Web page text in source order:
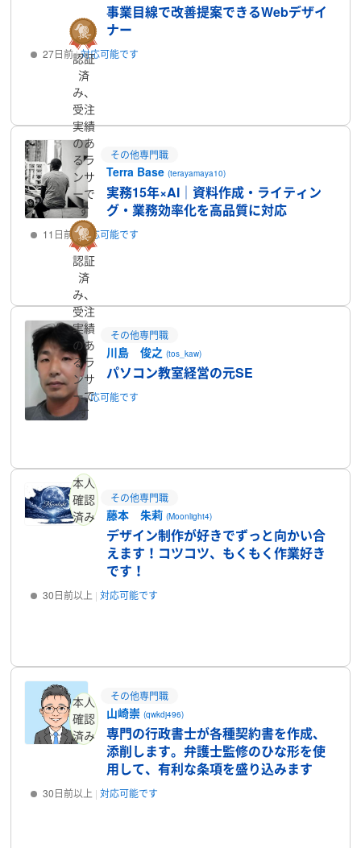
事業目線で改善提案できるWebデザイ
ナー
27日前 対応可能です
認証
済
み、
受注
実績
のあ
るラ
ンサ
ーで
す
その他専門職
Terra Base(terayamaya10)
実務15年×AI｜資料作成・ライティン
グ・業務効率化を高品質に対応
11日前 対応可能です
認証
済
み、
受注
実績
のあ
るラ
ンサ
ーで
す
その他専門職
川島 俊之(tos_kaw)
パソコン教室経営の元SE
25日前 対応可能です
本人
確認
済み
その他専門職
藤本 朱莉(Moonlight4)
デザイン制作が好きでずっと向かい合
えます！コツコツ、もくもく作業好き
です！
30日前以上 対応可能です
本人
確認
済み
その他専門職
山崎崇(qwkdj496)
専門の行政書士が各種契約書を作成、
添削します。弁護士監修のひな形を使
用して、有利な条項を盛り込みます
30日前以上 対応可能です